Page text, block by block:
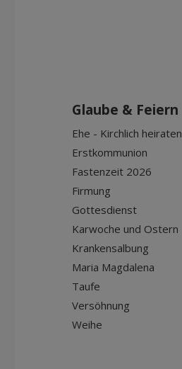
Glaube & Feiern
Ehe - Kirchlich heiraten
Erstkommunion
Fastenzeit 2026
Firmung
Gottesdienst
Karwoche und Ostern
Krankensalbung
Maria Magdalena
Taufe
Versöhnung
Weihe